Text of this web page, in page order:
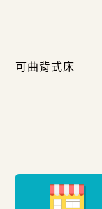
可曲背式床